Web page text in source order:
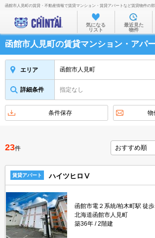
お部屋を探す
沿線・駅から
住所から
物件特集から
不動産会社から
TOP
函館市人見町の賃貸・不動産情報で賃貸マンション・賃貸アパートなど賃貸物件の
気になる
リスト
最近見た
物件
函館市人見町の賃貸マンション・アパ
エリア 函館市人見町
詳細条件 指定なし
条件保存 物
23件
賃貸アパート ハイツヒロⅤ
函館市電２系統/柏木町駅 徒
北海道函館市人見町
築36年
2階建